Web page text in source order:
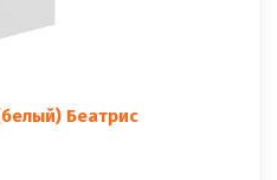
Беатрис